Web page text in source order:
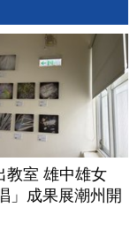
教室 雄中雄女
」成果展潮州開